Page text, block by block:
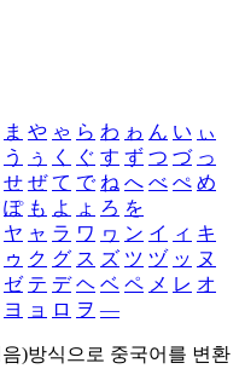
ま や ゃ ら わ ゎ ん い ぃ
う ぅ く ぐ す ず つ づ っ
せ ぜ て で ね へ べ ぺ め
ぽ も よ ょ ろ を
ヤ ャ ラ ワ ヮ ン イ ィ キ
ゥ ク グ ス ズ ツ ヅ ッ ヌ
ゼ テ デ ヘ ベ ペ メ レ オ
ヨ ョ ロ ヲ ―
)방식으로 중국어를 변환